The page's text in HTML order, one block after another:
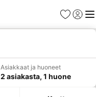
Suosikit
Asiakkaat ja huoneet
2 asiakasta, 1 huone